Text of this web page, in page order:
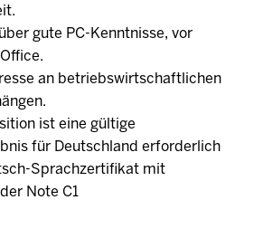
gute PC-Kenntnisse, vor
an betriebswirtschaftlichen
ist eine gültige
für Deutschland erforderlich
Sprachzertifikat mit
Note C1